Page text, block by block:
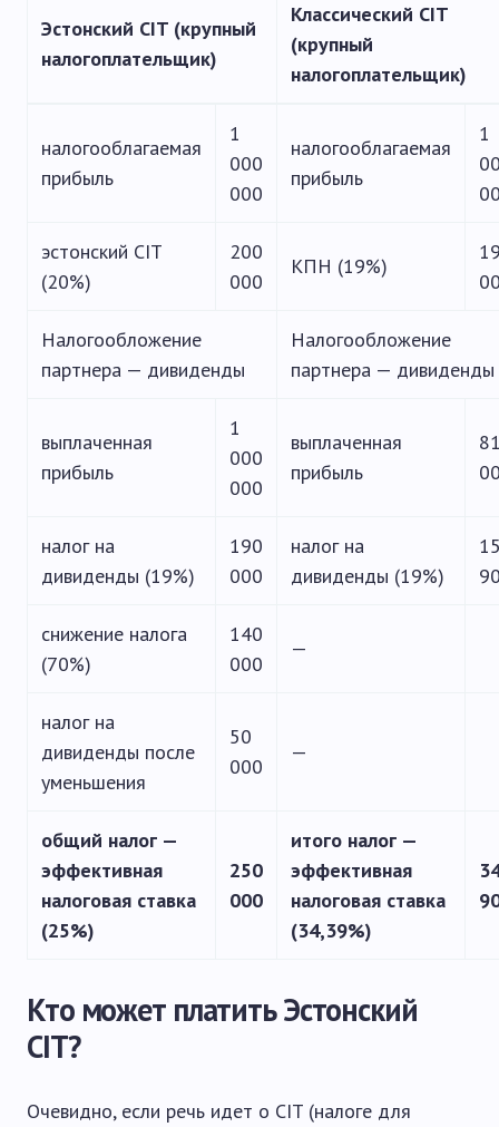
Эстонский CIT (крупный
налогоплательщик)
Классический CIT
(крупный
налогоплательщик)
налогооблагаемая
прибыль
1
000
000
налогооблагаемая
прибыль
1
эстонский CIT
(20%)
200
000
КПН (19%)
Налогообложение
партнера — дивиденды
Налогообложение
партнера — дивиденды
выплаченная
прибыль
1
000
000
выплаченная
прибыль
налог на
дивиденды (19%)
190
000
налог на
дивиденды (19%)
снижение налога
(70%)
140
000
—
налог на
дивиденды после
уменьшения
50
000
—
общий налог —
эффективная
налоговая ставка
(25%)
250
000
итого налог —
эффективная
налоговая ставка
(34,39%)
Кто может платить Эстонский
CIT?
Очевидно, если речь идет о CIT (налоге для